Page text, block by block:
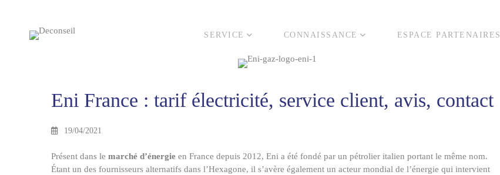
SERVICE CONNAISSANCE ESPACE PARTENAIRES
France
:
Eni France : tarif électricité, service client, avis, contact
19/04/2021
Présent dans le marché d’énergie en France depuis 2012, Eni a été fondé par un pétrolier italien portant le même nom.
Étant un des fournisseurs alternatifs dans l’Hexagone, il s’avère également un acteur mondial de l’énergie qui intervient